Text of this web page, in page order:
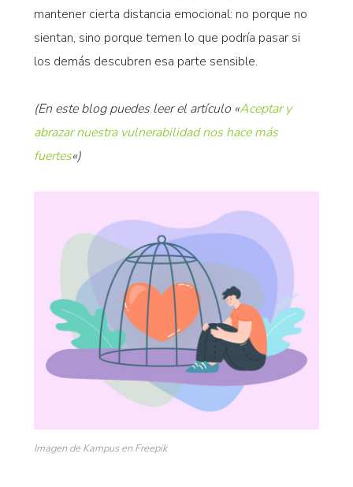
mantener cierta distancia emocional: no porque no
sientan, sino porque temen lo que podría pasar si
los demás descubren esa parte sensible.
(En este blog puedes leer el artículo «Aceptar y
abrazar nuestra vulnerabilidad nos hace más
fuertes«)
Imagen de Kampus en Freepik